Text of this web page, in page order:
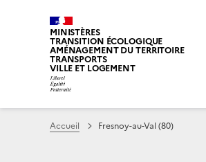
MINISTÈRES
TRANSITION ÉCOLOGIQUE
AMÉNAGEMENT DU TERRITOIRE
TRANSPORTS
VILLE ET LOGEMENT
Accueil Fresnoy-au-Val (80)